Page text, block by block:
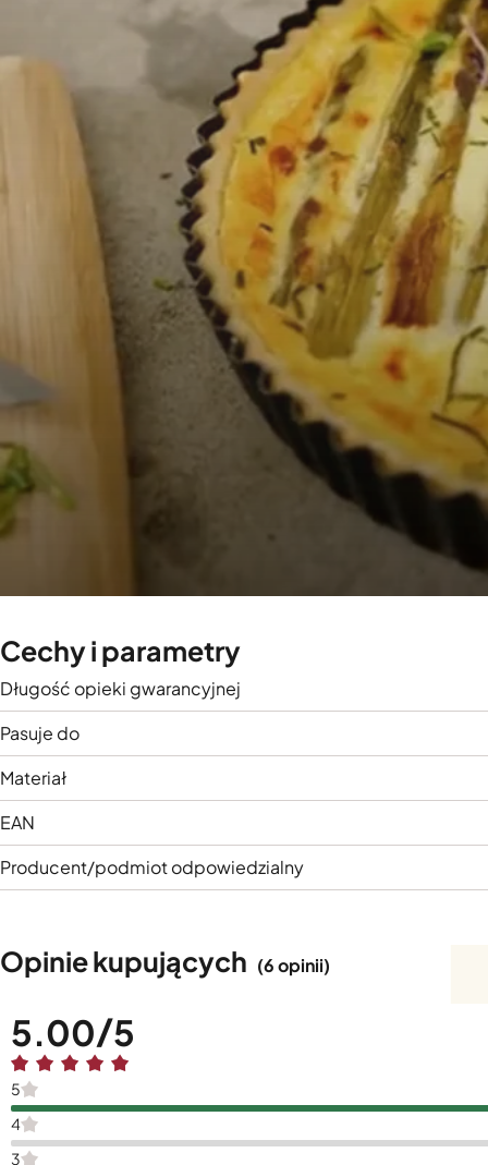
Cechy i parametry
Długość opieki gwarancyjnej
Pasuje do
Materiał
EAN
Producent/podmiot odpowiedzialny
Opinie kupujących (6 opinii)
5.00
5
4
3